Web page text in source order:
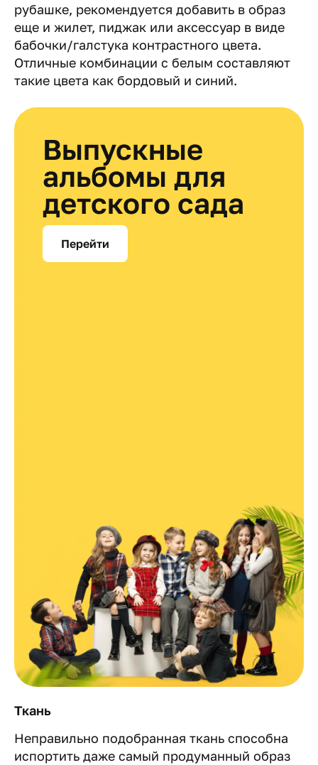
рубашке, рекомендуется добавить в образ
еще и жилет, пиджак или аксессуар в виде
бабочки/галстука контрастного цвета.
Отличные комбинации с белым составляют
такие цвета как бордовый и синий.
Выпускные
альбомы для
детского сада
Перейти
Ткань
Неправильно подобранная ткань способна
испортить даже самый продуманный образ